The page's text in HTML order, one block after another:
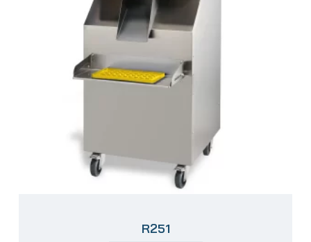
R251